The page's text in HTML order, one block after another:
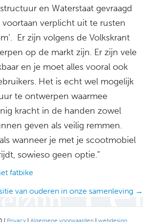
en Waterstaat gevraagd
verplicht uit te rusten
Er zijn volgens de Volkskrant
op de markt zijn. Er zijn vele
en je moet alles vooral ook
Het is echt wel mogelijk
te ontwerpen waarmee
kracht in de handen zowel
geven als veilig remmen.
wanneer je met je scootmobiel
sowieso geen optie.”
fatbike
van ouderen in onze samenleving →